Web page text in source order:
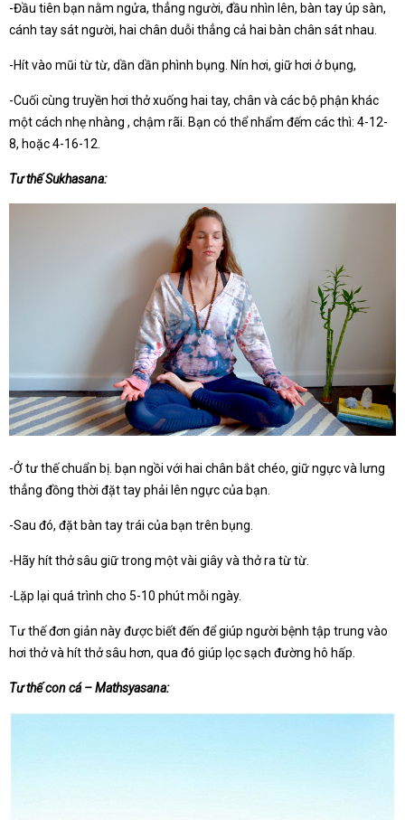
-Đầu tiên bạn nằm ngửa, thẳng người, đầu nhìn lên, bàn tay úp sàn,
cánh tay sát người, hai chân duỗi thẳng cả hai bàn chân sát nhau.
-Hít vào mũi từ từ, dần dần phình bụng. Nín hơi, giữ hơi ở bụng,
-Cuối cùng truyền hơi thở xuống hai tay, chân và các bộ phận khác
một cách nhẹ nhàng , chậm rãi. Bạn có thể nhẩm đếm các thì: 4-12-
8, hoặc 4-16-12.
Tư thế Sukhasana:
-Ở tư thế chuẩn bị. bạn ngồi với hai chân bắt chéo, giữ ngực và lưng
thẳng đồng thời đặt tay phải lên ngực của bạn.
-Sau đó, đặt bàn tay trái của bạn trên bụng.
-Hãy hít thở sâu giữ trong một vài giây và thở ra từ từ.
-Lặp lại quá trình cho 5-10 phút mỗi ngày.
Tư thế đơn giản này được biết đến để giúp người bệnh tập trung vào
hơi thở và hít thở sâu hơn, qua đó giúp lọc sạch đường hô hấp.
Tư thế con cá – Mathsyasana: